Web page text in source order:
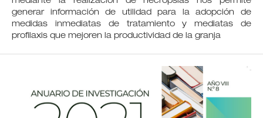
generar información de utilidad para la adopción de
medidas inmediatas de tratamiento y mediatas de
profilaxis que mejoren la productividad de la granja